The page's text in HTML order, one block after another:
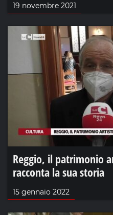
19 novembre 2021
Reggio, il patrimonio
racconta la sua storia
15 gennaio 2022